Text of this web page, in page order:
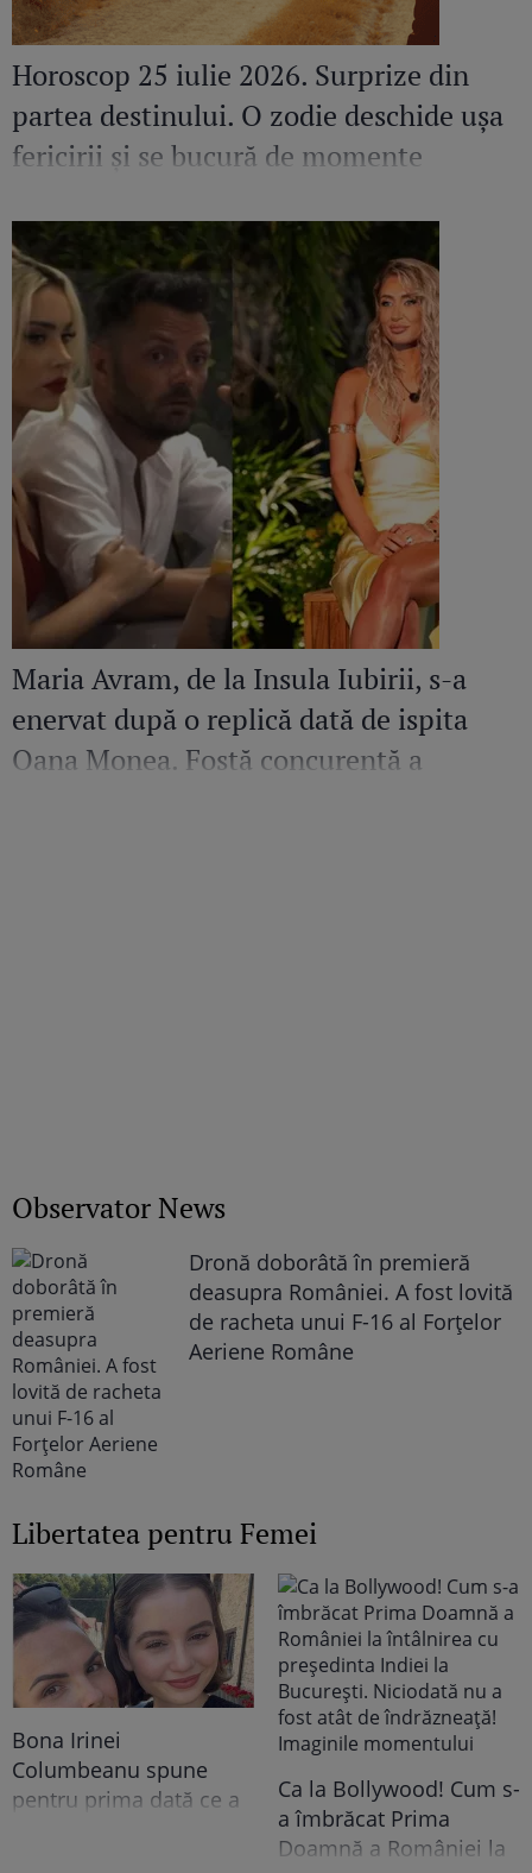
Horoscop 25 iulie 2026. Surprize din
partea destinului. O zodie deschide ușa
fericirii și se bucură de momente
Maria Avram, de la Insula Iubirii, s-a
enervat după o replică dată de ispita
Oana Monea. Fostă concurentă a
Observator News
Dronă doborâtă în premieră
deasupra României. A fost lovită
de racheta unui F-16 al Forţelor
Aeriene Române
Libertatea pentru Femei
Bona Irinei
Columbeanu spune
pentru prima dată ce a
Ca la Bollywood! Cum s-
a îmbrăcat Prima
Doamnă a României la